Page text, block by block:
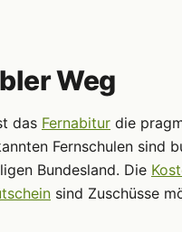
Weg
das Fernabitur die
Fernschulen sind
Bundesland. Die
sind Zuschüsse